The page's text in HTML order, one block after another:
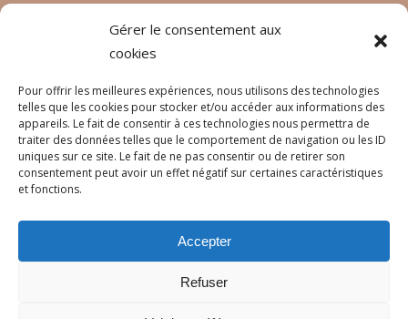
Gérer le consentement aux
cookies
Pour offrir les meilleures expériences, nous utilisons des technologies
telles que les cookies pour stocker et/ou accéder aux informations des
appareils. Le fait de consentir à ces technologies nous permettra de
traiter des données telles que le comportement de navigation ou les ID
uniques sur ce site. Le fait de ne pas consentir ou de retirer son
consentement peut avoir un effet négatif sur certaines caractéristiques
et fonctions.
Accepter
Refuser
Planète Enfants & Développement
LANGUES
Français